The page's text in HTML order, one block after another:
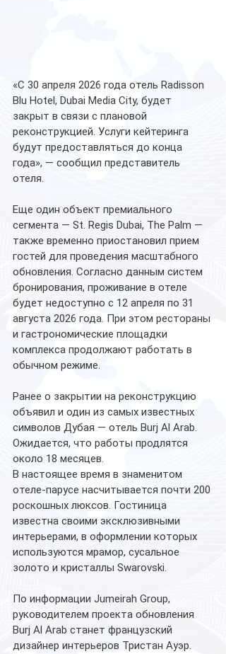
«С 30 апреля 2026 года отель Radisson
Blu Hotel, Dubai Media City, будет
закрыт в связи с плановой
реконструкцией. Услуги кейтеринга
будут предоставляться до конца
года», — сообщил представитель
отеля.
Еще один объект премиального
сегмента — St. Regis Dubai, The Palm —
также временно приостановил прием
гостей для проведения масштабного
обновления. Согласно данным систем
бронирования, проживание в отеле
будет недоступно с 12 апреля по 31
августа 2026 года. При этом рестораны
и гастрономические площадки
комплекса продолжают работать в
обычном режиме.
Ранее о закрытии на реконструкцию
объявил и один из самых известных
символов Дубая — отель Burj Al Arab.
Ожидается, что работы продлятся
около 18 месяцев.
В настоящее время в знаменитом
отеле-парусе насчитывается почти 200
роскошных люксов. Гостиница
известна своими эксклюзивными
интерьерами, в оформлении которых
используются мрамор, сусальное
золото и кристаллы Swarovski.
По информации Jumeirah Group,
руководителем проекта обновления
Burj Al Arab станет французский
дизайнер интерьеров Тристан Ауэр.